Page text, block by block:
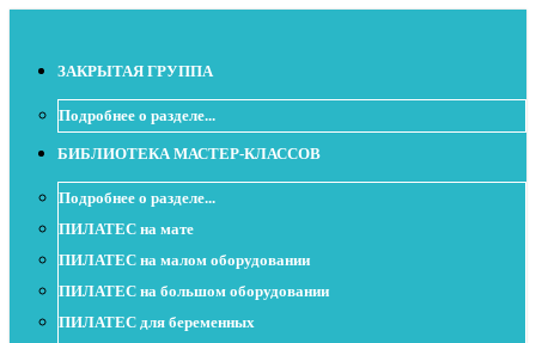
ЗАКРЫТАЯ ГРУППА
Подробнее о разделе...
БИБЛИОТЕКА МАСТЕР-КЛАССОВ
Подробнее о разделе...
ПИЛАТЕС на мате
ПИЛАТЕС на малом оборудовании
ПИЛАТЕС на большом оборудовании
ПИЛАТЕС для беременных